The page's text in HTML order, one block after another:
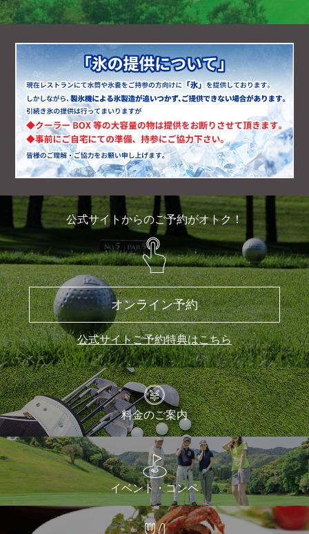
公式サイトからのご予約がオトク！
オンライン予約
公式サイトご予約特典はこちら
料金のご案内
イベント・コンペ